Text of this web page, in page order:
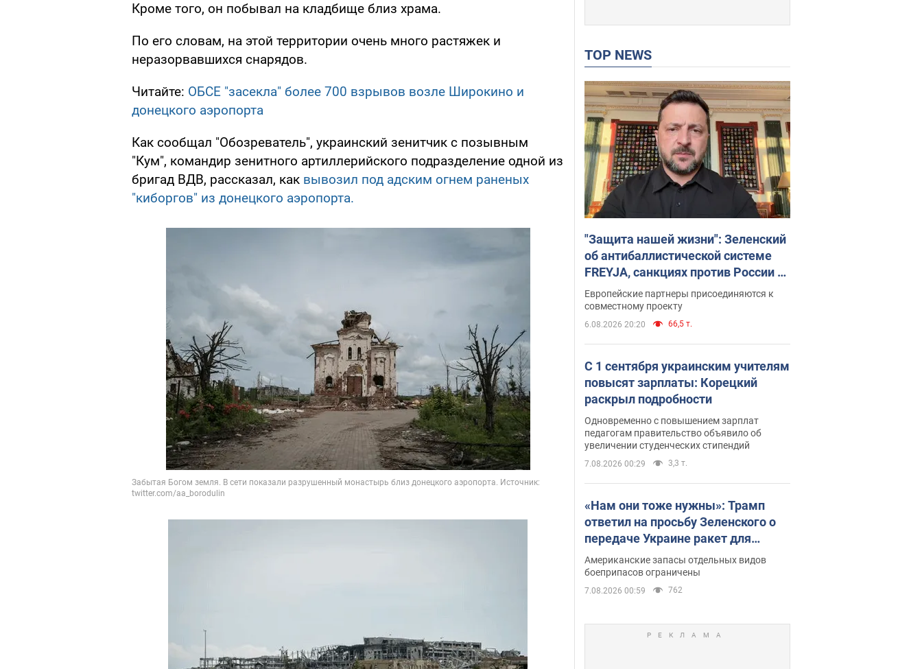
Кроме того, он побывал на кладбище близ храма.
По его словам, на этой территории очень много растяжек и
неразорвавшихся снарядов.
Читайте: ОБСЕ "засекла" более 700 взрывов возле Широкино и
донецкого аэропорта
Как сообщал "Обозреватель", украинский зенитчик с позывным
"Кум", командир зенитного артиллерийского подразделение одной из
бригад ВДВ, рассказал, как вывозил под адским огнем раненых
"киборгов" из донецкого аэропорта.
TOP NEWS
"Защита нашей жизни": Зеленский
об антибаллистической системе
FREYJA, санкциях против России и
поддержке аграриев. Видео
Европейские партнеры присоединяются к
совместному проекту
6.08.2026 20:20 66,5 т.
С 1 сентября украинским учителям
повысят зарплаты: Корецкий
раскрыл подробности
Одновременно с повышением зарплат
педагогам правительство объявило об
увеличении студенческих стипендий
7.08.2026 00:29 3,3 т.
«Нам они тоже нужны»: Трамп
ответил на просьбу Зеленского о
передаче Украине ракет для
Patriot
Американские запасы отдельных видов
боеприпасов ограничены
7.08.2026 00:59 762